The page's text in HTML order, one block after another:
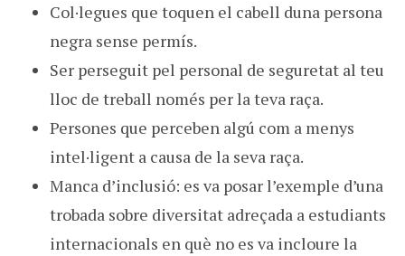
Col·legues que toquen el cabell duna persona
negra sense permís.
Ser perseguit pel personal de seguretat al teu
lloc de treball només per la teva raça.
Persones que perceben algú com a menys
intel·ligent a causa de la seva raça.
Manca d’inclusió: es va posar l’exemple d’una
trobada sobre diversitat adreçada a estudiants
internacionals en què no es va incloure la